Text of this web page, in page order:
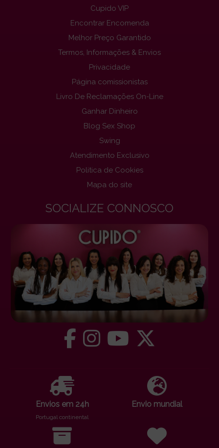
Cupido VIP
Encontrar Encomenda
Melhor Preço Garantido
Termos, Informações & Envios
Privacidade
Página comissionistas
Livro De Reclamações On-Line
Ganhar Dinheiro
Blog Sex Shop
Swing
Atendimento Exclusivo
Politica de Cookies
Mapa do site
SOCIALIZE CONNOSCO
Envios em 24h
Portugal continental
Envio mundial